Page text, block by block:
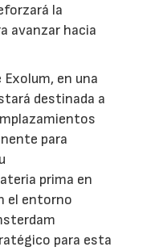
la
avanzar hacia
en una
destinada a
para
prima en
el entorno
para esta